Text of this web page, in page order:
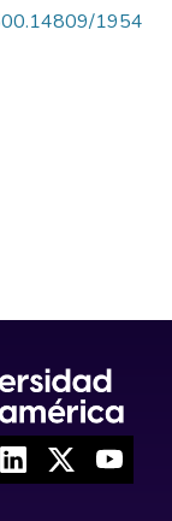
1954